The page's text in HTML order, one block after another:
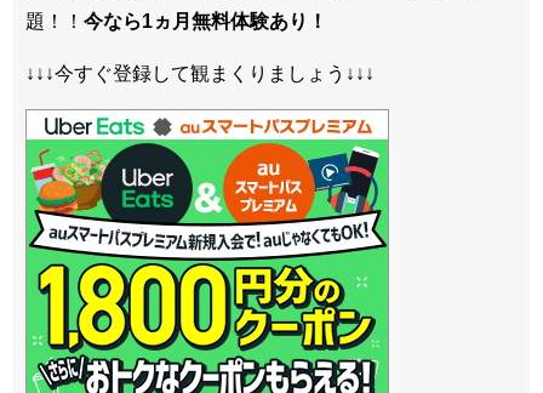
題！！ 今なら1ヵ月無料体験あり！
↓↓↓今すぐ登録して観まくりましょう↓↓↓